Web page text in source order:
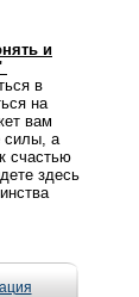
и
в
на
вам
силы, а
счастью
здесь